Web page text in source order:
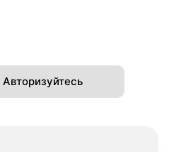
Авторизуйтесь